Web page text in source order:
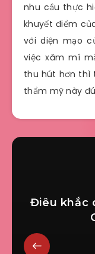
nhu cầu thực
khuyết điểm
với diện mạo
việc xăm mí
thu hút hơn thì
thẩm mỹ này
Điêu khắc